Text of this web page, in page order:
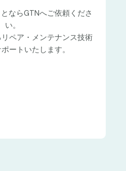
ならGTNへご依頼くださ
い。
ペア・メンテナンス技術
ートいたします。